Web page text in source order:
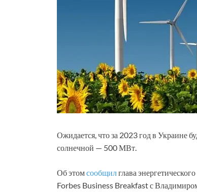
Ожидается, что за 2023 год в Украине
солнечной — 500 МВт.
Об этомсообщилглава
Forbes Business Breakfast с